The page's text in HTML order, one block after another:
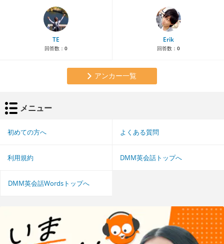
TE
回答数： 0
Erik
回答数： 0
アンカー一覧
メニュー
初めての方へ よくある質問
利用規約 DMM英会話トップへ
DMM英会話Wordsトップへ